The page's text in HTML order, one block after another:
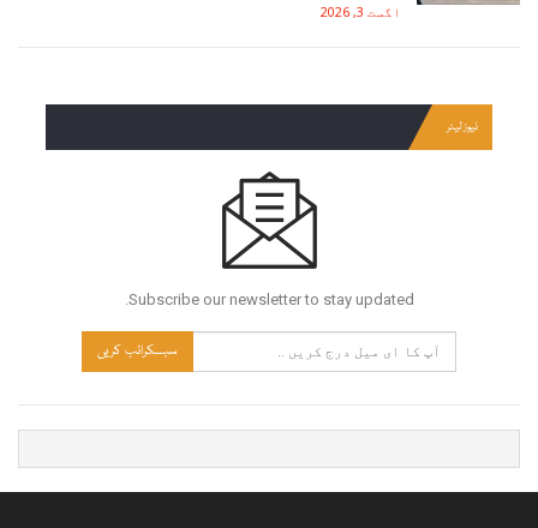
اگست 3, 2026
نیوز لیٹر
Subscribe our newsletter to stay updated.
سبسکرائب کریں